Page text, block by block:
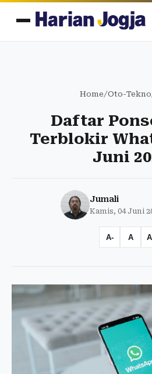
Home/Oto-Tekno
Daftar
Terblokir
Juni
Jumali
Kamis, 04 Juni
A- A